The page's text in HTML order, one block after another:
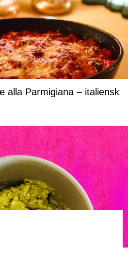
alla Parmigiana – italiensk
Guacamole